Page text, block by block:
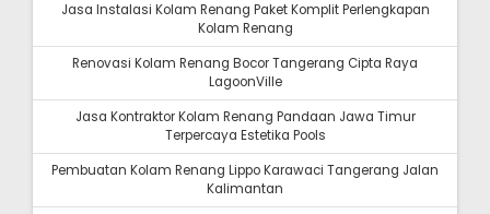
Jasa Instalasi Kolam Renang Paket Komplit Perlengkapan
Kolam Renang
Renovasi Kolam Renang Bocor Tangerang Cipta Raya
LagoonVille
Jasa Kontraktor Kolam Renang Pandaan Jawa Timur
Terpercaya Estetika Pools
Pembuatan Kolam Renang Lippo Karawaci Tangerang Jalan
Kalimantan